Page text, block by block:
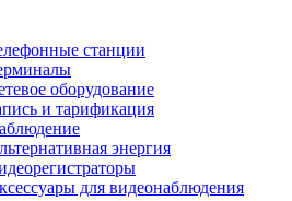
станции
оборудование
и тарификация
энергия
для видеонаблюдения